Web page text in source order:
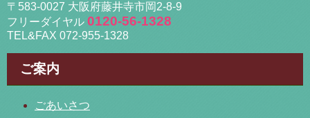
〒583-0027 大阪府藤井寺市岡2-8-9
フリーダイヤル 0120-56-1328
TEL&FAX 072-955-1328
ご案内
ごあいさつ